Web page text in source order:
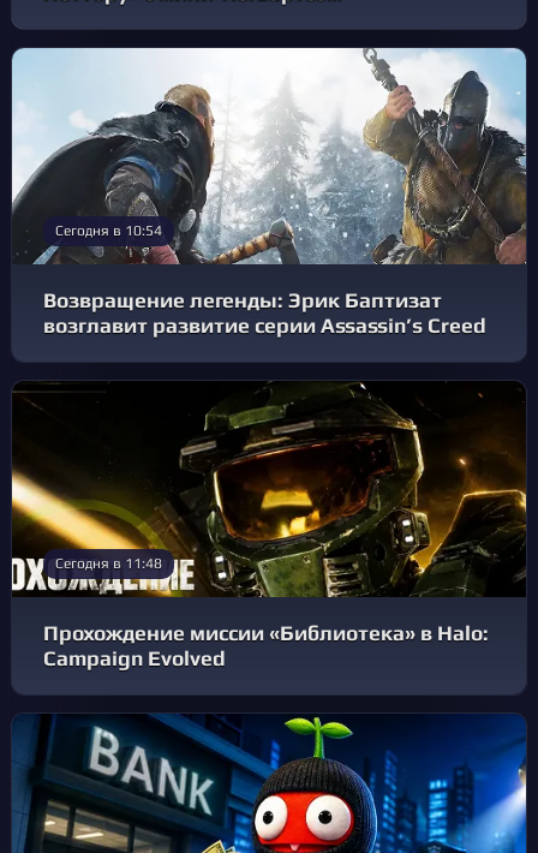
Сегодня в 10:54
Возвращение легенды: Эрик Баптизат
возглавит развитие серии Assassin’s Creed
Сегодня в 11:48
Прохождение миссии «Библиотека» в Halo:
Campaign Evolved